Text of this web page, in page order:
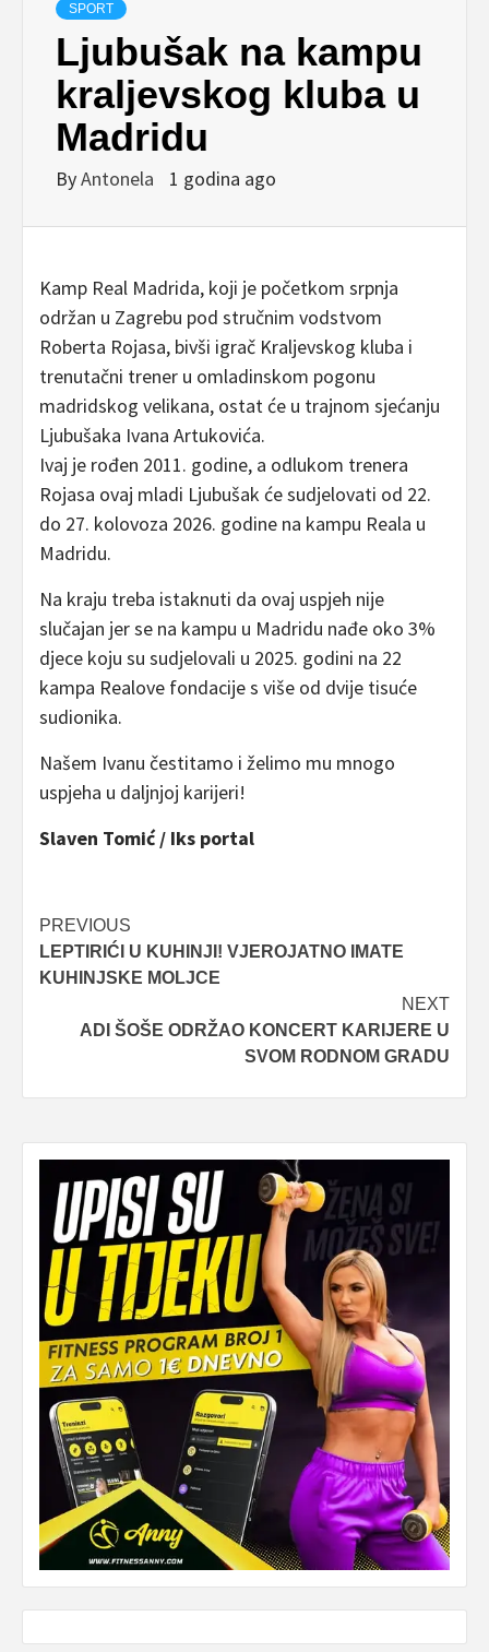
SPORT
Ljubušak na kampu
kraljevskog kluba u
Madridu
ByAntonela 1 godina ago
Kamp Real Madrida, koji je početkom srpnja
održan u Zagrebu pod stručnim vodstvom
Roberta Rojasa, bivši igrač Kraljevskog kluba i
trenutačni trener u omladinskom pogonu
madridskog velikana, ostat će u trajnom sjećanju
Ljubušaka Ivana Artukovića.
Ivaj je rođen 2011. godine, a odlukom trenera
Rojasa ovaj mladi Ljubušak će sudjelovati od 22.
do 27. kolovoza 2026. godine na kampu Reala u
Madridu.
Na kraju treba istaknuti da ovaj uspjeh nije
slučajan jer se na kampu u Madridu nađe oko 3%
djece koju su sudjelovali u 2025. godini na 22
kampa Realove fondacije s više od dvije tisuće
sudionika.
Našem Ivanu čestitamo i želimo mu mnogo
uspjeha u daljnjoj karijeri!
Slaven Tomić / Iks portal
Post
navigation
PREVIOUS
LEPTIRIĆI U KUHINJI! VJEROJATNO IMATE
KUHINJSKE MOLJCE
NEXT
ADI ŠOŠE ODRŽAO KONCERT KARIJERE U
SVOM RODNOM GRADU